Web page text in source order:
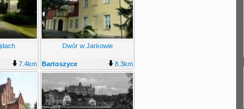
7.4km
Dwór w Jarkowie
Bartoszyce
Jarkowo
8.3km